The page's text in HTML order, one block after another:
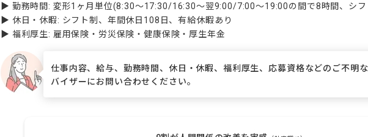
▶ 勤務時間: 変形1ヶ月単位(8:30〜17:30/16:30〜翌9:00/7:00〜19:00の間で8時間、シ
▶ 休日・休暇: シフト制、年間休日108日、有給休暇あり
▶ 福利厚生: 雇用保険・労災保険・健康保険・厚生年金
仕事内容、給与、勤務時間、休日・休暇、福利厚生、応募資格などのご不明
バイザーにお問い合わせください。